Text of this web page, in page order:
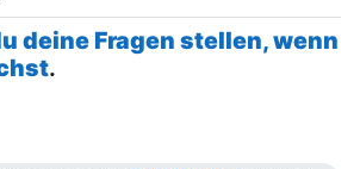
deine Fragen stellen, wenn
.